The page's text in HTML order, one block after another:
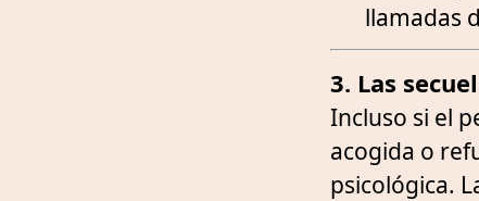
llamadas
3. Las
Incluso si el
acogida o
psicológica.